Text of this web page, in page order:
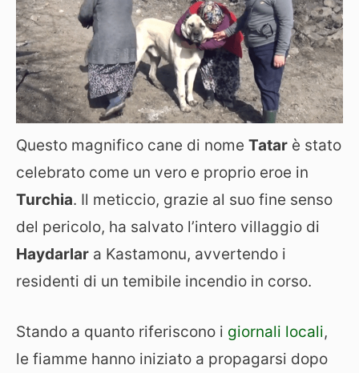
Questo magnifico cane di nome Tatar è stato
celebrato come un vero e proprio eroe in
Turchia. Il meticcio, grazie al suo fine senso
del pericolo, ha salvato l’intero villaggio di
Haydarlar a Kastamonu, avvertendo i
residenti di un temibile incendio in corso.
Stando a quanto riferiscono i giornali locali,
le fiamme hanno iniziato a propagarsi dopo